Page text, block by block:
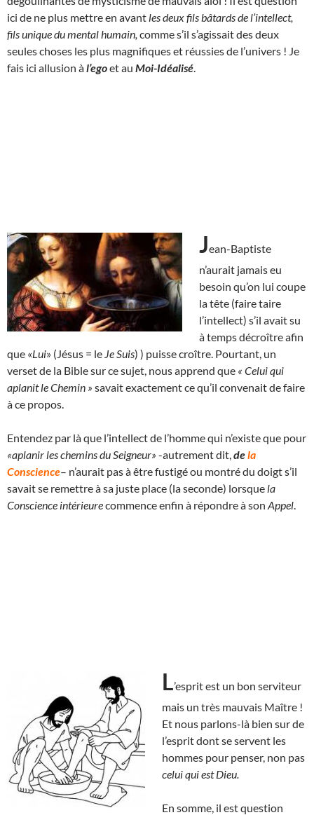
ici de ne plus mettre en avant les deux fils bâtards de l’intellect,
fils unique du mental humain, comme s’il s’agissait des deux
seules choses les plus magnifiques et réussies de l’univers ! Je
fais ici allusion àl’egoet au Moi-Idéalisé
Jean-Baptiste
n’aurait jamais eu
besoin qu’on lui coupe
la tête (faire taire
l’intellect) s’il avait su
à temps décroître afin
que «Lui» (Jésus = le Je Suis) ) puisse croître. Pourtant, un
verset de la Bible sur ce sujet, nous apprend que « Celui qui
aplanit le Chemin » savait exactement ce qu’il convenait de faire
à ce propos.
Entendez par là que l’intellect de l’homme qui n’existe que pour
«aplanir les chemins du Seigneur» -autrement dit, dela
Conscience– n’aurait pas à être fustigé ou montré du doigt s’il
savait se remettre à sa juste place (la seconde) lorsque la
Conscience intérieurecommence enfin à répondre à son Appel
L’esprit est un bon serviteur
mais un très mauvais Maître !
Et nous parlons-là bien sur de
l’esprit dont se servent les
hommes pour penser, non pas
celui qui est Dieu.
En somme, il est question